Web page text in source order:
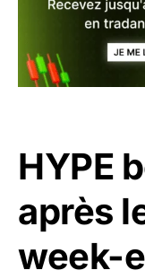
HYPE
après
week-